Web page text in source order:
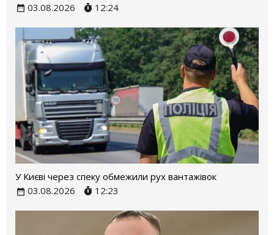
03.08.2026
12:24
У Києві через спеку обмежили рух вантажівок
03.08.2026
12:23